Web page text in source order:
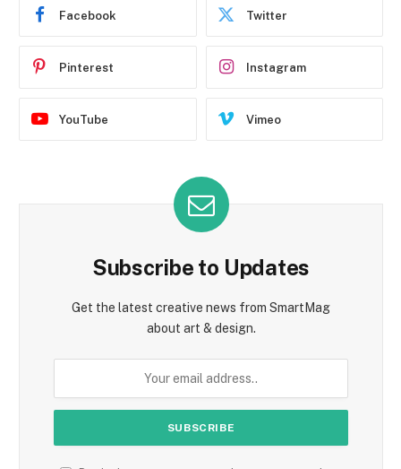
Facebook Twitter
Pinterest Instagram
YouTube Vimeo
Subscribe to Updates
Get the latest creative news from SmartMag
about art & design.